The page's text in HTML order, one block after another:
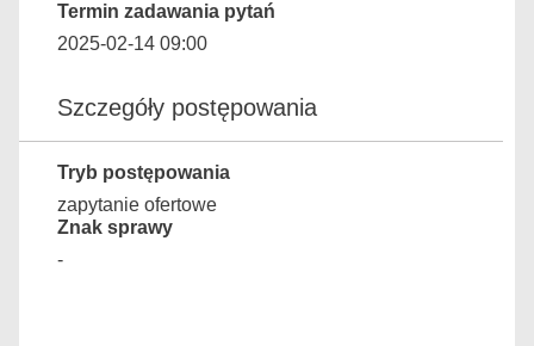
Termin zadawania pytań
2025-02-14 09:00
Szczegóły postępowania
Tryb postępowania
zapytanie ofertowe
Znak sprawy
-